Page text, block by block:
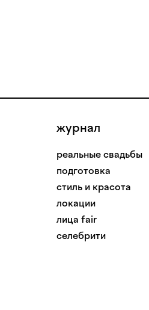
журнал
реальные свадьбы
подготовка
стиль и красота
локации
лица fair
селебрити